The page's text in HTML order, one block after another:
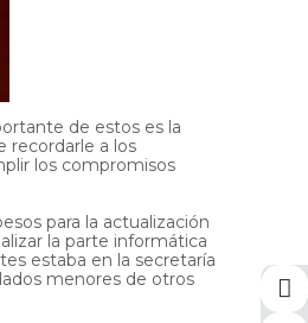
de estos es la
recordarle a los
los compromisos
para la actualización
la parte informática
estaba en la secretaría
menores de otros